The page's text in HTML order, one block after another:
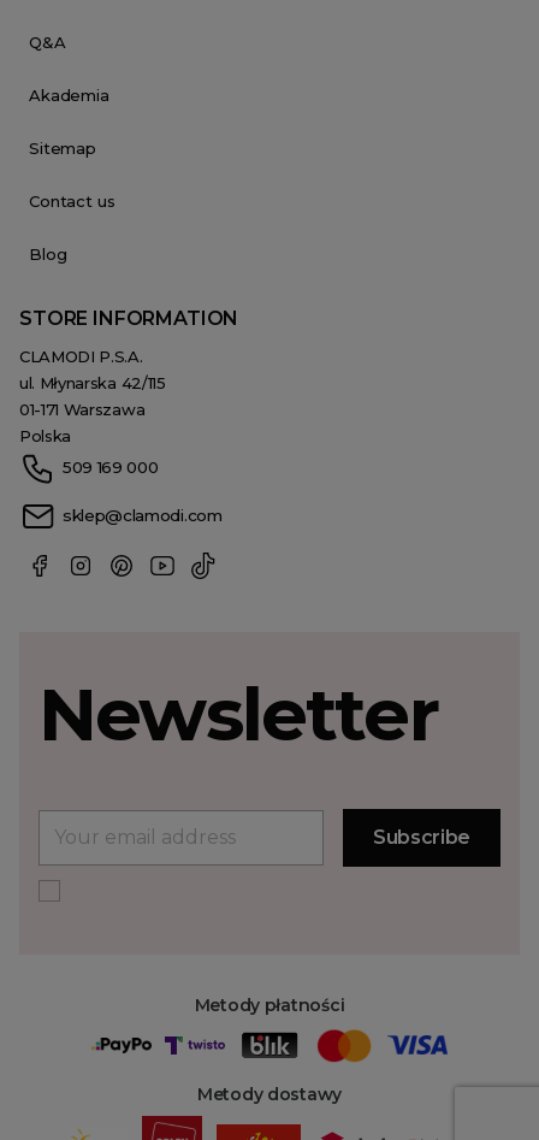
Q&A
Akademia
Sitemap
Contact us
Blog
STORE INFORMATION
CLAMODI P.S.A.
ul. Młynarska 42/115
01-171 Warszawa
Polska
509 169 000
sklep@clamodi.com
Metody płatności
Metody dostawy
Newsletter